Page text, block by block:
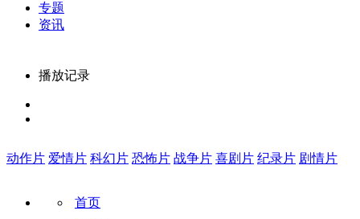
专题
资讯
播放记录
动作片 爱情片 科幻片 恐怖片 战争片 喜剧片 纪录片 剧情片
首页